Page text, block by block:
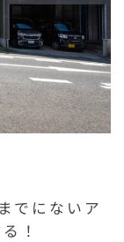
でにないア
！